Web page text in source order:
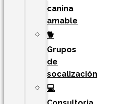
canina
amable
🐕
Grupos
de
socalización
💻